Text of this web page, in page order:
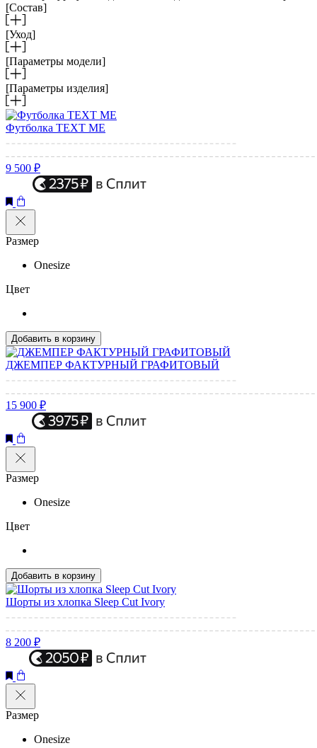
[Состав]
[Уход]
[Параметры модели]
[Параметры изделия]
Футболка TEXT ME
9 500 ₽
Размер
Onesize
Цвет
Добавить в корзину
ДЖЕМПЕР ФАКТУРНЫЙ ГРАФИТОВЫЙ
15 900 ₽
Размер
Onesize
Цвет
Добавить в корзину
Шорты из хлопка Sleep Cut Ivory
8 200 ₽
Размер
Onesize